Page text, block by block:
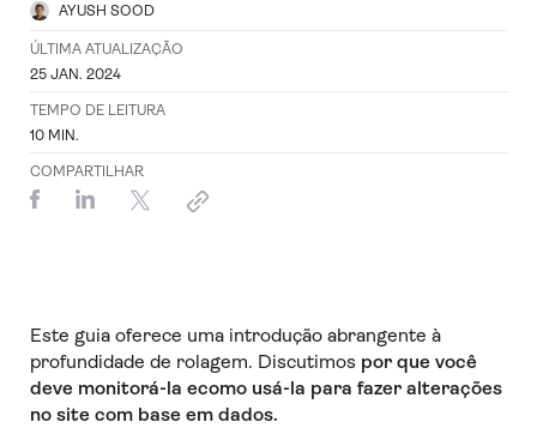
AYUSH SOOD
ÚLTIMA ATUALIZAÇÃO
25 JAN. 2024
TEMPO DE LEITURA
10 MIN.
COMPARTILHAR
Este guia oferece uma introdução abrangente à
profundidade de rolagem. Discutimos por que você
deve monitorá-la ecomo usá-la para fazer alterações
no site com base em dados.